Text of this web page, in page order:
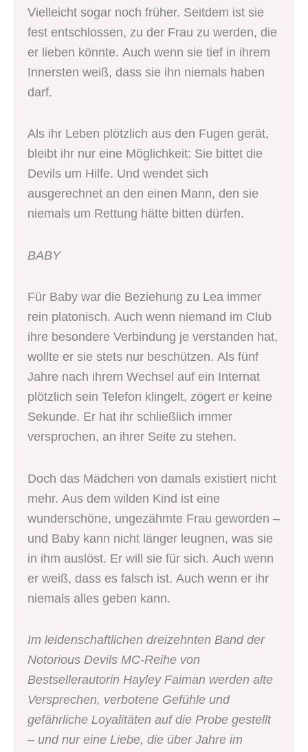
Vielleicht sogar noch früher. Seitdem ist sie
fest entschlossen, zu der Frau zu werden, die
er lieben könnte. Auch wenn sie tief in ihrem
Innersten weiß, dass sie ihn niemals haben
darf.
Als ihr Leben plötzlich aus den Fugen gerät,
bleibt ihr nur eine Möglichkeit: Sie bittet die
Devils um Hilfe. Und wendet sich
ausgerechnet an den einen Mann, den sie
niemals um Rettung hätte bitten dürfen.
BABY
Für Baby war die Beziehung zu Lea immer
rein platonisch. Auch wenn niemand im Club
ihre besondere Verbindung je verstanden hat,
wollte er sie stets nur beschützen. Als fünf
Jahre nach ihrem Wechsel auf ein Internat
plötzlich sein Telefon klingelt, zögert er keine
Sekunde. Er hat ihr schließlich immer
versprochen, an ihrer Seite zu stehen.
Doch das Mädchen von damals existiert nicht
mehr. Aus dem wilden Kind ist eine
wunderschöne, ungezähmte Frau geworden –
und Baby kann nicht länger leugnen, was sie
in ihm auslöst. Er will sie für sich. Auch wenn
er weiß, dass es falsch ist. Auch wenn er ihr
niemals alles geben kann.
Im leidenschaftlichen dreizehnten Band der
Notorious Devils MC-Reihe von
Bestsellerautorin Hayley Faiman werden alte
Versprechen, verbotene Gefühle und
gefährliche Loyalitäten auf die Probe gestellt
– und nur eine Liebe, die über Jahre im